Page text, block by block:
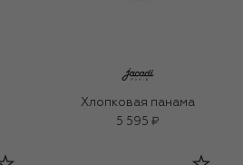
Хлопковая панама
5 595 ₽